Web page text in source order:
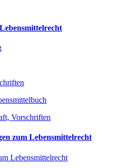
Vorschriften
zum Lebensmittelrecht
Lebensmittelrecht